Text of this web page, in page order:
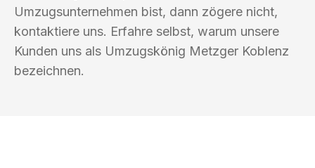
Umzugsunternehmen bist, dann zögere nicht,
kontaktiere uns. Erfahre selbst, warum unsere
Kunden uns als Umzugskönig Metzger Koblenz
bezeichnen.